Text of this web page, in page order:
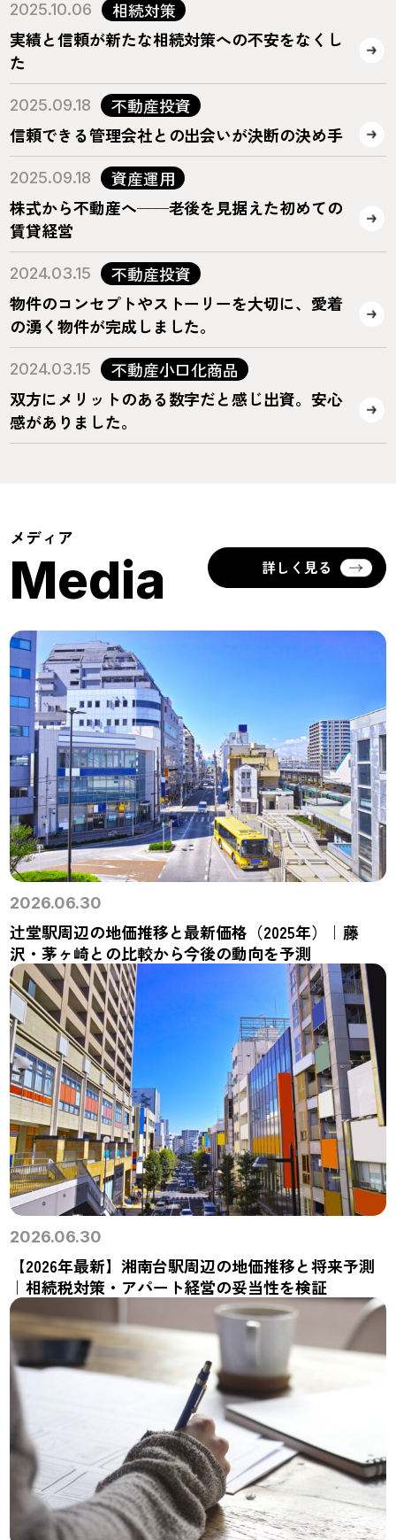
2025.10.06
相続対策
実績と信頼が新たな相続対策への不安をなくし
た
2025.09.18
不動産投資
信頼できる管理会社との出会いが決断の決め手
2025.09.18
資産運用
株式から不動産へ──老後を見据えた初めての
賃貸経営
2024.03.15
不動産投資
物件のコンセプトやストーリーを大切に、愛着
の湧く物件が完成しました。
2024.03.15
不動産小口化商品
双方にメリットのある数字だと感じ出資。安心
感がありました。
メディア
Media 詳しく見る
2026.06.30
辻堂駅周辺の地価推移と最新価格（2025年）｜藤
沢・茅ヶ崎との比較から今後の動向を予測
2026.06.30
【2026年最新】湘南台駅周辺の地価推移と将来予測
｜相続税対策・アパート経営の妥当性を検証